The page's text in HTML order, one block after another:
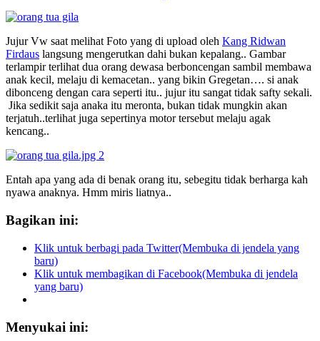
Jujur Vw saat melihat Foto yang di upload oleh Kang Ridwan
Firdaus langsung mengerutkan dahi bukan kepalang.. Gambar
terlampir terlihat dua orang dewasa berboncengan sambil membawa
anak kecil, melaju di kemacetan.. yang bikin Gregetan…. si anak
dibonceng dengan cara seperti itu.. jujur itu sangat tidak safty sekali.
Jika sedikit saja anaka itu meronta, bukan tidak mungkin akan
terjatuh..terlihat juga sepertinya motor tersebut melaju agak
kencang..
Entah apa yang ada di benak orang itu, sebegitu tidak berharga kah
nyawa anaknya. Hmm miris liatnya..
Bagikan ini:
Klik untuk berbagi pada Twitter(Membuka di jendela yang
baru)
Klik untuk membagikan di Facebook(Membuka di jendela
yang baru)
Menyukai ini: